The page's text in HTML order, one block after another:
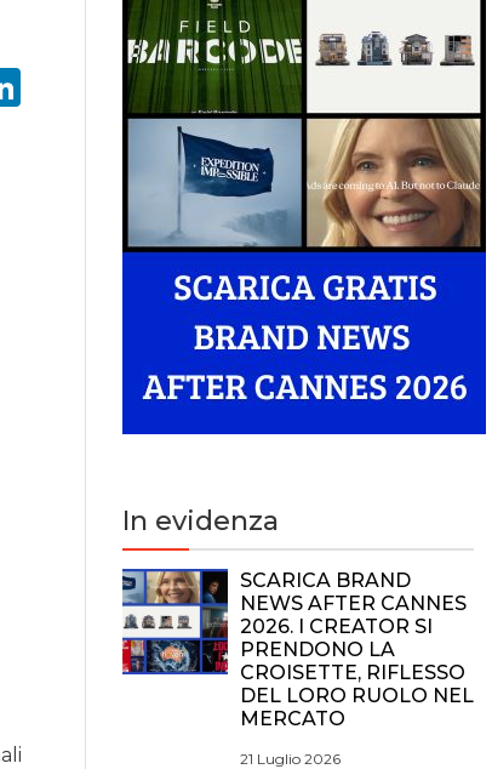
LinkedIn
In evidenza
SCARICA BRAND
NEWS AFTER CANNES
2026. I CREATOR SI
PRENDONO LA
CROISETTE, RIFLESSO
DEL LORO RUOLO NEL
MERCATO
21 Luglio 2026